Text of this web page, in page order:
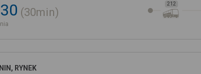
30min
212
RYNEK